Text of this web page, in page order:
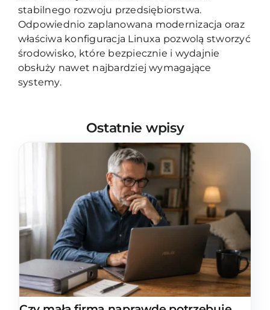
stabilnego rozwoju przedsiębiorstwa.
Odpowiednio zaplanowana modernizacja oraz
właściwa konfiguracja Linuxa pozwolą stworzyć
środowisko, które bezpiecznie i wydajnie
obsłuży nawet najbardziej wymagające
systemy.
Ostatnie wpisy